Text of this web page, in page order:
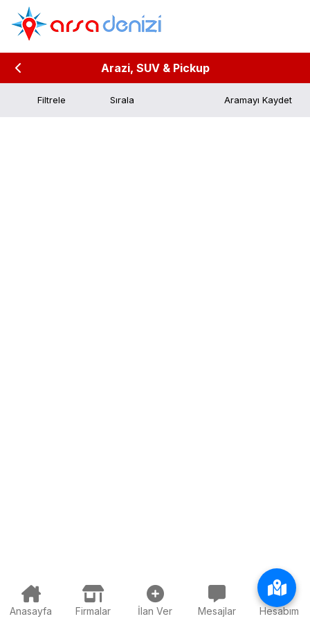
Arazi, SUV & Pickup
Filtrele Aramayı Kaydet
Anasayfa Firmalar İlan Ver Mesajlar Hesabım